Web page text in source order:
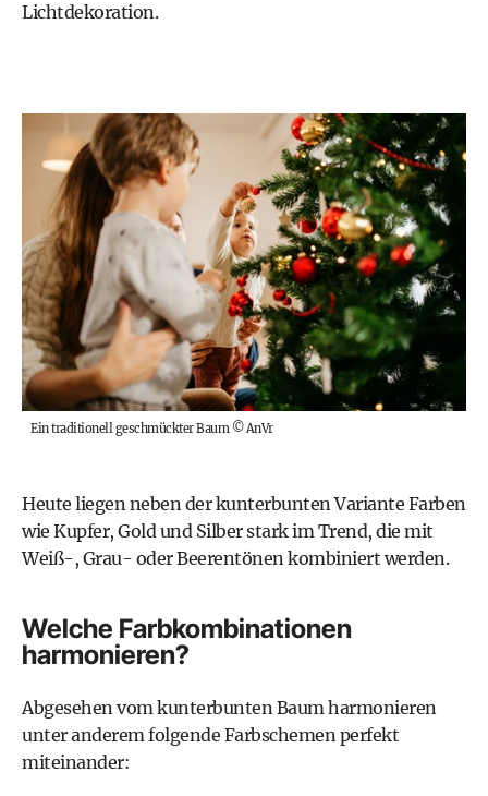
Lichtdekoration.
Ein traditionell geschmückter Baum ©AnVr
Heute liegen neben der kunterbunten Variante Farben
wie Kupfer, Gold und Silber stark im Trend, die mit
Weiß-, Grau- oder Beerentönen kombiniert werden.
Welche Farbkombinationen
harmonieren?
Abgesehen vom kunterbunten Baum harmonieren
unter anderem folgende Farbschemen perfekt
miteinander: